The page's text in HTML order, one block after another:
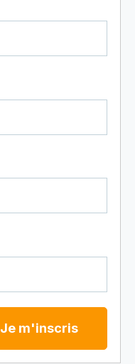
Je m'inscris